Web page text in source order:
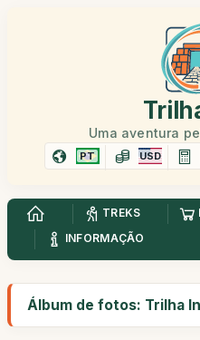
Uma aventura
PT USD
TREKS
INFORMAÇÃO
Álbum de fotos: Trilha